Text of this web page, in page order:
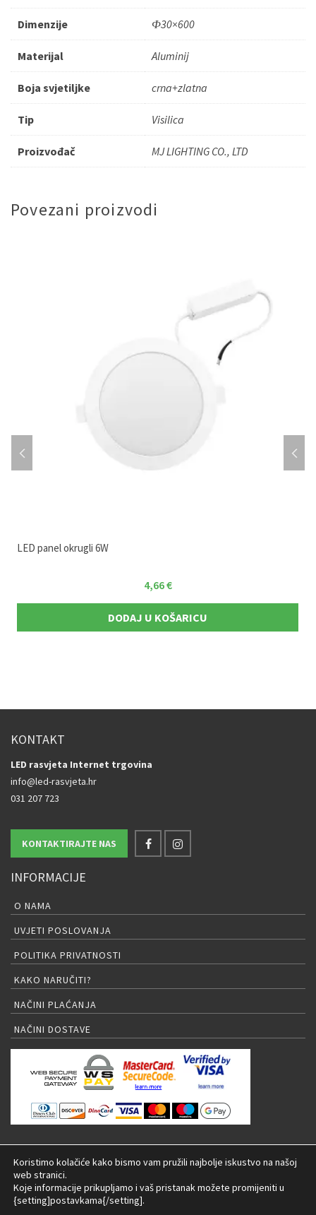
Dimenzije Ф30×600
Materijal Aluminij
Boja svjetiljke crna+zlatna
Tip Visilica
Proizvođač MJ LIGHTING CO., LTD
Povezani proizvodi
LED panel okrugli 6W
4,66€
DODAJ U KOŠARICU
KONTAKT
LED rasvjeta Internet trgovina
info@led-rasvjeta.hr
031 207 723
KONTAKTIRAJTE NAS
INFORMACIJE
O NAMA
UVJETI POSLOVANJA
POLITIKA PRIVATNOSTI
KAKO NARUČITI?
NAČINI PLAĆANJA
NAČINI DOSTAVE
PRIJAVA NA NEWSLETTER
© 2026 LED rasvjeta Internet trgovina |
Koristimo kolačiće kako bismo vam pružili najbolje iskustvo na našoj
web stranici.
Koje informacije prikupljamo i vaš pristanak možete promijeniti u
{setting]postavkama{/setting].